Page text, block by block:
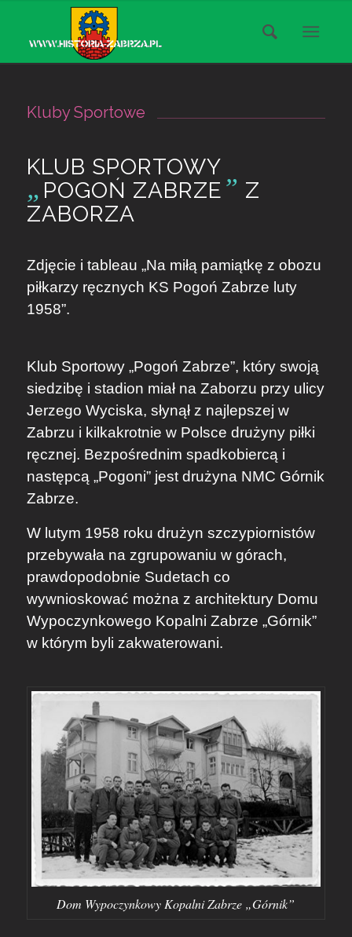
Kluby Sportowe
KLUB SPORTOWY
„ POGOŃ ZABRZE ” Z
ZABORZA
Zdjęcie i tableau „Na miłą pamiątkę z obozu
piłkarzy ręcznych KS Pogoń Zabrze luty
1958”.
Klub Sportowy „Pogoń Zabrze”, który swoją
siedzibę i stadion miał na Zaborzu przy ulicy
Jerzego Wyciska, słynął z najlepszej w
Zabrzu i kilkakrotnie w Polsce drużyny piłki
ręcznej. Bezpośrednim spadkobiercą i
następcą „Pogoni” jest drużyna NMC Górnik
Zabrze.
W lutym 1958 roku drużyn szczypiornistów
przebywała na zgrupowaniu w górach,
prawdopodobnie Sudetach co
wywnioskować można z architektury Domu
Wypoczynkowego Kopalni Zabrze „Górnik”
w którym byli zakwaterowani.
Dom Wypoczynkowy Kopalni Zabrze „Górnik”